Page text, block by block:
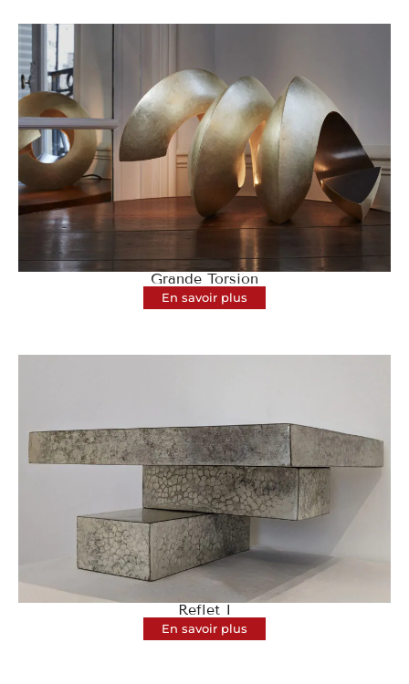
Grande Torsion
En savoir plus
Reflet I
En savoir plus